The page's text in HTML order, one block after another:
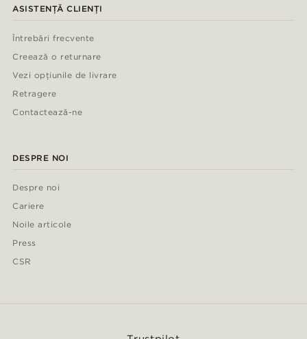
ASISTENȚĂ CLIENȚI
Întrebări frecvente
Creează o returnare
Vezi opțiunile de livrare
Retragere
Contactează-ne
DESPRE NOI
Despre noi
Cariere
Noile articole
Press
CSR